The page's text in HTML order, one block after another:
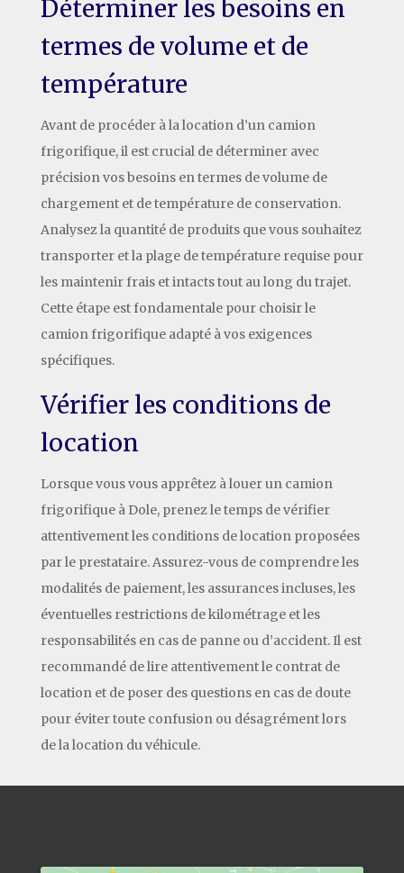
Déterminer les besoins en
termes de volume et de
température
Avant de procéder à la location d’un camion
frigorifique, il est crucial de déterminer avec
précision vos besoins en termes de volume de
chargement et de température de conservation.
Analysez la quantité de produits que vous souhaitez
transporter et la plage de température requise pour
les maintenir frais et intacts tout au long du trajet.
Cette étape est fondamentale pour choisir le
camion frigorifique adapté à vos exigences
spécifiques.
Vérifier les conditions de
location
Lorsque vous vous apprêtez à louer un camion
frigorifique à Dole, prenez le temps de vérifier
attentivement les conditions de location proposées
par le prestataire. Assurez-vous de comprendre les
modalités de paiement, les assurances incluses, les
éventuelles restrictions de kilométrage et les
responsabilités en cas de panne ou d’accident. Il est
recommandé de lire attentivement le contrat de
location et de poser des questions en cas de doute
pour éviter toute confusion ou désagrément lors
de la location du véhicule.